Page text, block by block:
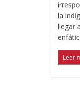
la
llegar
Leer